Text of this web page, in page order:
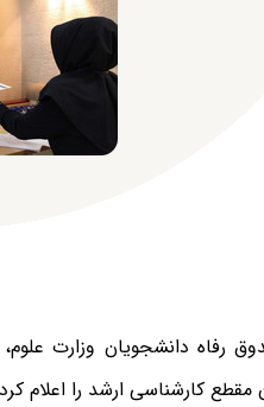
رفاه دانشجویان وزارت
مقطع کارشناسی ارشد را اعلام